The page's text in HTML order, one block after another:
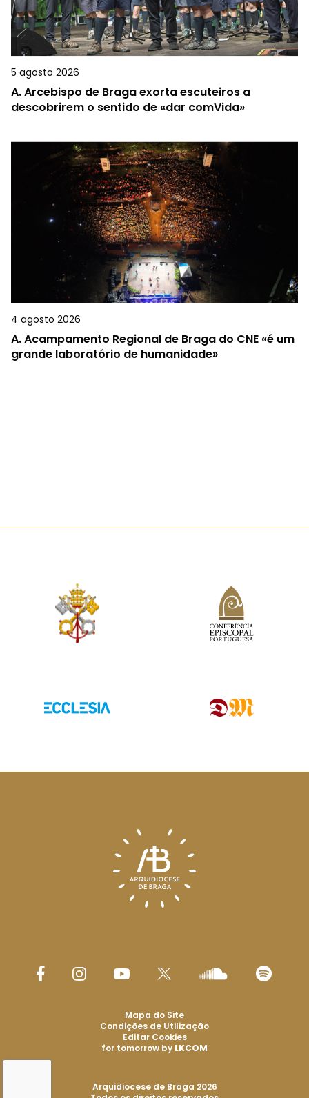
5 agosto 2026
A.Arcebispo de Braga exorta escuteiros a
descobrirem o sentido de «dar comVida»
4 agosto 2026
A.Acampamento Regional de Braga do CNE «é um
grande laboratório de humanidade»
Arquidiocese de Braga 2026
Mapa do Site
Condições de Utilização
Editar Cookies
for tomorrow by LKCOM